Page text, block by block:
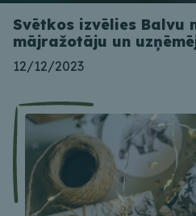
Svētkos izvēlies Balvu
mājražotāju un
12/12/2023